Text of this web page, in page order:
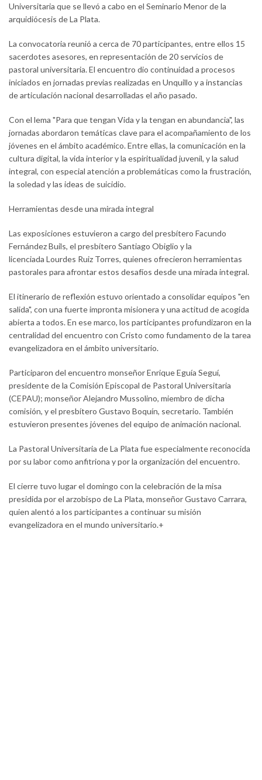
Universitaria que se llevó a cabo en el Seminario Menor de la
arquidiócesis de La Plata.
La convocatoria reunió a cerca de 70 participantes, entre ellos 15
sacerdotes asesores, en representación de 20 servicios de
pastoral universitaria. El encuentro dio continuidad a procesos
iniciados en jornadas previas realizadas en Unquillo y a instancias
de articulación nacional desarrolladas el año pasado.
Con el lema "Para que tengan Vida y la tengan en abundancia", las
jornadas abordaron temáticas clave para el acompañamiento de los
jóvenes en el ámbito académico. Entre ellas, la comunicación en la
cultura digital, la vida interior y la espiritualidad juvenil, y la salud
integral, con especial atención a problemáticas como la frustración,
la soledad y las ideas de suicidio.
Herramientas desde una mirada integral
Las exposiciones estuvieron a cargo del presbítero Facundo
Fernández Buils, el presbítero Santiago Obiglio y la
licenciada Lourdes Ruiz Torres, quienes ofrecieron herramientas
pastorales para afrontar estos desafíos desde una mirada integral.
El itinerario de reflexión estuvo orientado a consolidar equipos "en
salida", con una fuerte impronta misionera y una actitud de acogida
abierta a todos. En ese marco, los participantes profundizaron en la
centralidad del encuentro con Cristo como fundamento de la tarea
evangelizadora en el ámbito universitario.
Participaron del encuentro monseñor Enrique Eguía Seguí,
presidente de la Comisión Episcopal de Pastoral Universitaria
(CEPAU); monseñor Alejandro Mussolino, miembro de dicha
comisión, y el presbítero Gustavo Boquín, secretario. También
estuvieron presentes jóvenes del equipo de animación nacional.
La Pastoral Universitaria de La Plata fue especialmente reconocida
por su labor como anfitriona y por la organización del encuentro.
El cierre tuvo lugar el domingo con la celebración de la misa
presidida por el arzobispo de La Plata, monseñor Gustavo Carrara,
quien alentó a los participantes a continuar su misión
evangelizadora en el mundo universitario.+